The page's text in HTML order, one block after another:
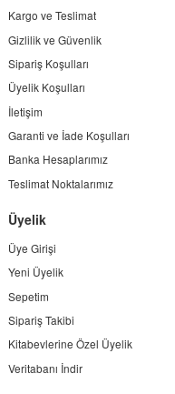
Kargo ve Teslimat
Gizlilik ve Güvenlik
Sipariş Koşulları
Üyelik Koşulları
İletişim
Garanti ve İade Koşulları
Banka Hesaplarımız
Teslimat Noktalarımız
Üyelik
Üye Girişi
Yeni Üyelik
Sepetim
Sipariş Takibi
Kitabevlerine Özel Üyelik
Veritabanı İndir